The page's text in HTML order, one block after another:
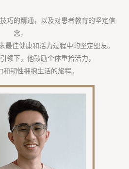
巧的精通，以及对患者教育的坚定信
念，⁣
佳健康和活力过程中的坚定盟友。⁣
领下，他鼓励个体重拾活力，⁣
和韧性拥抱生活的旅程。